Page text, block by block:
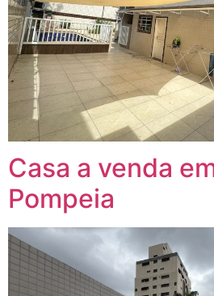
Casa a venda
Pompeia